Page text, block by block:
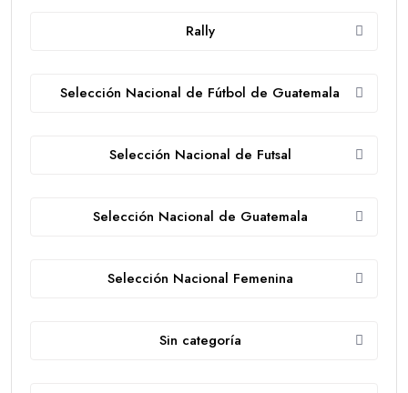
Rally
Selección Nacional de Fútbol de Guatemala
Selección Nacional de Futsal
Selección Nacional de Guatemala
Selección Nacional Femenina
Sin categoría